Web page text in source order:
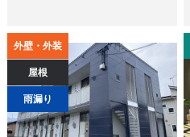
外壁・外装
屋根
雨漏り